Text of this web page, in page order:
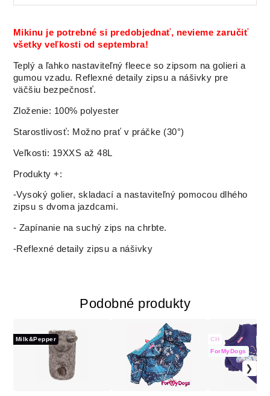
Mikinu je potrebné si predobjednať, nevieme zaručiť
všetky veľkosti od septembra!
Teplý a ľahko nastaviteľný fleece so zipsom na golieri a
gumou vzadu. Reflexné detaily zipsu a nášivky pre
väčšiu bezpečnosť.
Zloženie: 100% polyester
Starostlivosť: Možno prať v práčke (30°)
Veľkosti: 19XXS až 48L
Produkty +:
-Vysoký golier, skladací a nastaviteľný pomocou dlhého
zipsu s dvoma jazdcami.
- Zapínanie na suchý zips na chrbte.
-Reflexné detaily zipsu a nášivky
Podobné produkty
Milk&Pepper
CH
ForMyDogs